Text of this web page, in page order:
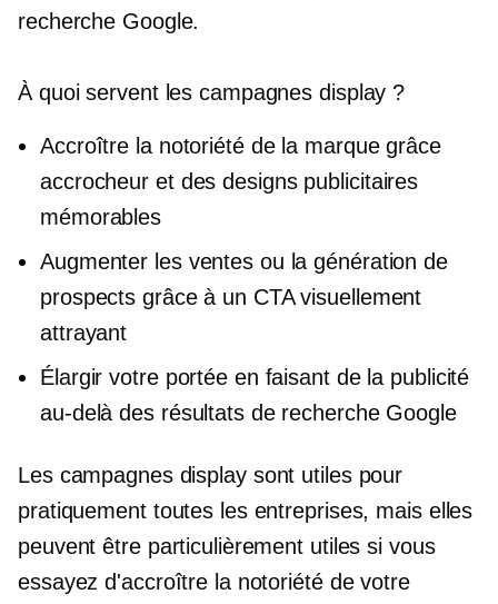
recherche Google.
À quoi servent les campagnes display ?
Accroître la notoriété de la marque grâce
accrocheur et des designs publicitaires
mémorables
Augmenter les ventes ou la génération de
prospects grâce à un CTA visuellement
attrayant
Élargir votre portée en faisant de la publicité
au-delà des résultats de recherche Google
Les campagnes display sont utiles pour
pratiquement toutes les entreprises, mais elles
peuvent être particulièrement utiles si vous
essayez d'accroître la notoriété de votre